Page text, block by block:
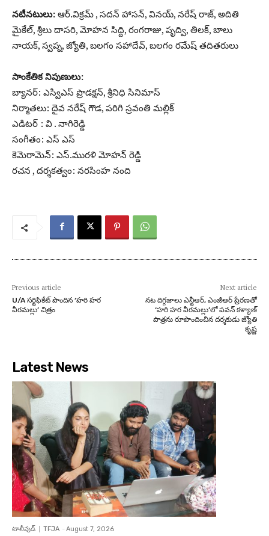
నటీనటులు: ఆర్.విక్రమ్ , సదన్ హాసన్, వినయ్, నరేష్ రాజ్, అదితి
మైకేల్, శ్రీలు దాసరి, మోహన సిద్ది, రంగరాజు, పృద్వి, తిలక్, బాలు
నాయక్, స్వప్న, జ్యోతి, బలగం సహాదేవ్, బలగం రమేష్ తదితరులు
సాంకేతిక నిపుణులు:
బ్యానర్: ఎస్విఎస్ ప్రొడక్షన్, శ్రీనిధి సినిమాస్
నిర్మాతలు: దైవ నరేష్ గౌడ, పరిగి స్రవంతి మల్లిక్
ఎడిటర్ : వి . నాగిరెడ్డి
సంగీతం: ఎస్ ఎస్
కెమెరామెన్: ఎస్.మురళి మోహన్ రెడ్డి
రచన , దర్శకత్వం: నరసింహ నంది
Previous article
U/A సర్టిఫికేట్ పొందిన ‘హరి హర
వీరమల్లు’ చిత్రం
Next article
నట దిగ్గజాలు ఎన్టీఆర్, ఎంజీఆర్ ప్రేరణతో
‘హరి హర వీరమల్లు’లో పవన్ కళ్యాణ్
పాత్రను రూపొందించిన దర్శకుడు జ్యోతి
కృష్ణ
Latest News
టాలీవుడ్ TFJA - August 7, 2026